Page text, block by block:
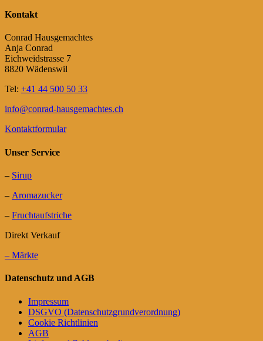
Kontakt
Conrad Hausgemachtes
Anja Conrad
Eichweidstrasse 7
8820 Wädenswil
Tel: +41 44 500 50 33
info@conrad-hausgemachtes.ch
Kontaktformular
Unser Service
– Sirup
– Aromazucker
– Fruchtaufstriche
Direkt Verkauf
– Märkte
Datenschutz und AGB
Impressum
DSGVO (Datenschutzgrundverordnung)
Cookie Richtlinien
AGB